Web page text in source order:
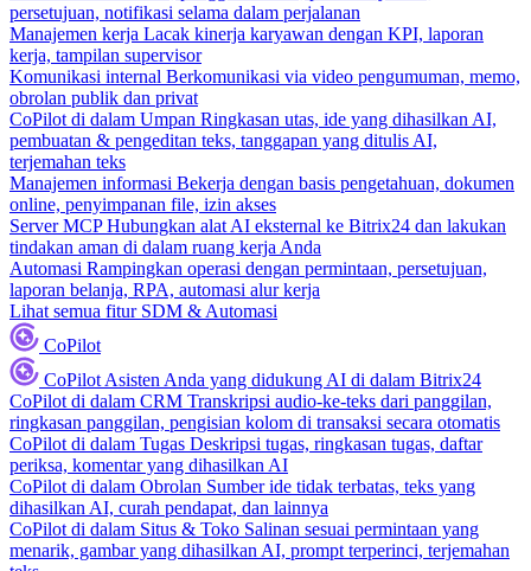
persetujuan, notifikasi selama dalam perjalanan
Manajemen kerja Lacak kinerja karyawan dengan KPI, laporan
kerja, tampilan supervisor
Komunikasi internal Berkomunikasi via video pengumuman, memo,
obrolan publik dan privat
CoPilot di dalam Umpan Ringkasan utas, ide yang dihasilkan AI,
pembuatan & pengeditan teks, tanggapan yang ditulis AI,
terjemahan teks
Manajemen informasi Bekerja dengan basis pengetahuan, dokumen
online, penyimpanan file, izin akses
Server MCP Hubungkan alat AI eksternal ke Bitrix24 dan lakukan
tindakan aman di dalam ruang kerja Anda
Automasi Rampingkan operasi dengan permintaan, persetujuan,
laporan belanja, RPA, automasi alur kerja
Lihat semua fitur SDM & Automasi
CoPilot
CoPilot Asisten Anda yang didukung AI di dalam Bitrix24
CoPilot di dalam CRM Transkripsi audio-ke-teks dari panggilan,
ringkasan panggilan, pengisian kolom di transaksi secara otomatis
CoPilot di dalam Tugas Deskripsi tugas, ringkasan tugas, daftar
periksa, komentar yang dihasilkan AI
CoPilot di dalam Obrolan Sumber ide tidak terbatas, teks yang
dihasilkan AI, curah pendapat, dan lainnya
CoPilot di dalam Situs & Toko Salinan sesuai permintaan yang
menarik, gambar yang dihasilkan AI, prompt terperinci, terjemahan